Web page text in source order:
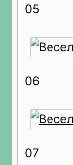
05
06
07